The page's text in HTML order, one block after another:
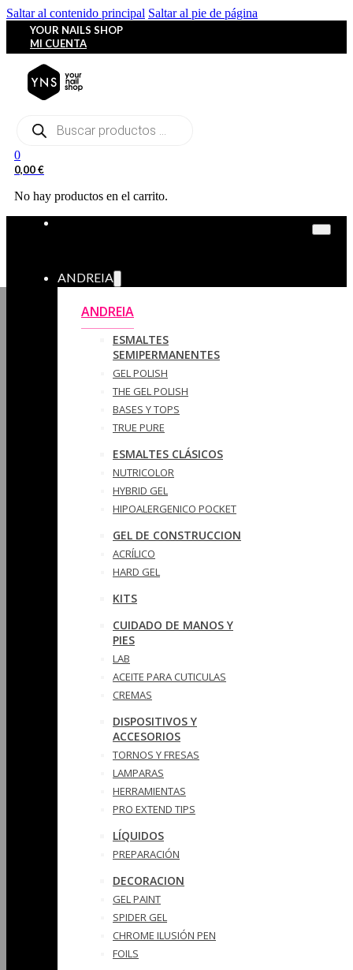
Saltar al contenido principal Saltar al pie de página
YOUR NAILS SHOP
MI CUENTA
Búsqueda
0
0,00€
No hay productos en el carrito.
ANDREIA
ANDREIA
ESMALTES
SEMIPERMANENTES
GEL POLISH
THE GEL POLISH
BASES Y‎ TOPS
TRUE PURE
ESMALTES CLÁSICOS
NUTRICOLOR
HYBRID GEL
HIPOALERGENICO POCKET
GEL DE CONSTRUCCION
ACRÍLICO
HARD GEL
KITS
CUIDADO DE MANOS Y
PIES
LAB
ACEITE PARA CUTICULAS
CREMAS
DISPOSITIVOS Y
ACCESORIOS
TORNOS Y FRESAS
LAMPARAS
HERRAMIENTAS
PRO EXTEND TIPS
LÍQUIDOS
PREPARACIÓN
DECORACION
GEL PAINT
SPIDER GEL
CHROME ILUSIÓN PEN
FOILS